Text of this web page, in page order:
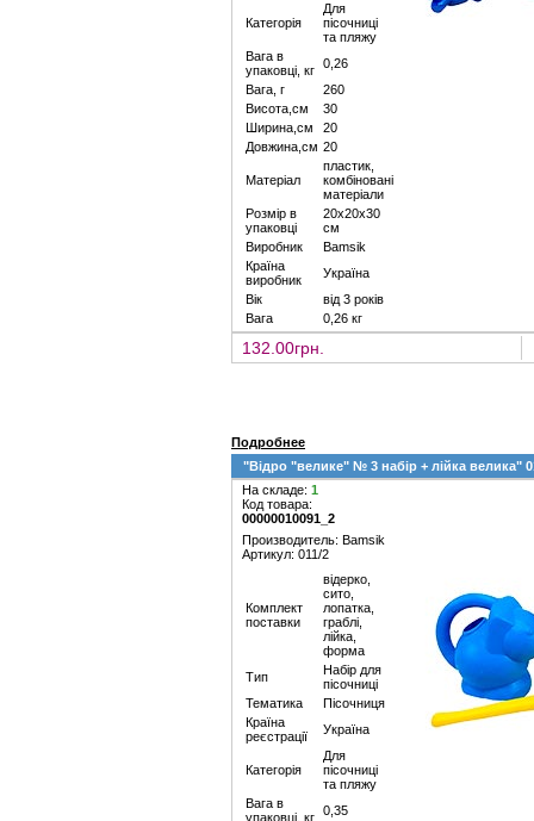
Категорія
Для
пісочниці
та пляжу
Вага в
упаковці, кг 0,26
Вага, г
260
Висота,см
30
Ширина,см
20
Довжина,см 20
Матеріал
пластик,
комбіновані
матеріали
Розмір в
упаковці
20х20х30
см
Виробник
Bamsik
Країна
виробник
Україна
Вік
від 3 років
Вага
0,26 кг
132.00грн.
Подробнее
"Відро "велике" № 3 набір + лійка велика"
На складе: 1
Код товара:
00000010091_2
Производитель: Bamsik
Артикул: 011/2
Комплект
поставки
відерко,
сито,
лопатка,
граблі,
лійка,
форма
Тип
Набір для
пісочниці
Тематика
Пісочниця
Країна
реєстрації
Україна
Категорія
Для
пісочниці
та пляжу
Вага в
упаковці, кг 0,35